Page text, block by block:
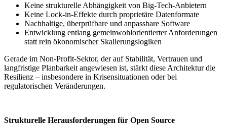
Keine strukturelle Abhängigkeit von Big-Tech-Anbietern
Keine Lock-in-Effekte durch proprietäre Datenformate
Nachhaltige, überprüfbare und anpassbare Software
Entwicklung entlang gemeinwohlorientierter Anforderungen
statt rein ökonomischer Skalierungslogiken
Gerade im Non-Profit-Sektor, der auf Stabilität, Vertrauen und
langfristige Planbarkeit angewiesen ist, stärkt diese Architektur die
Resilienz – insbesondere in Krisensituationen oder bei
regulatorischen Veränderungen.
Strukturelle Herausforderungen für Open Source